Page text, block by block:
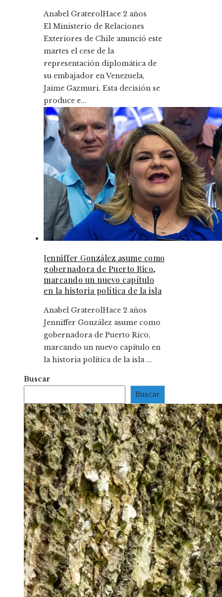
Anabel GraterolHace 2 años
El Ministerio de Relaciones
Exteriores de Chile anunció este
martes el cese de la
representación diplomática de
su embajador en Venezuela,
Jaime Gazmuri. Esta decisión se
produce e...
Jenniffer González asume como
gobernadora de Puerto Rico,
marcando un nuevo capítulo
en la historia política de la isla
Anabel GraterolHace 2 años
Jenniffer González asume como
gobernadora de Puerto Rico,
marcando un nuevo capítulo en
la historia política de la isla ...
Buscar
Buscar